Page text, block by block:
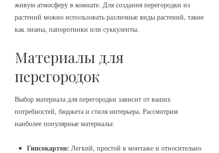
живую атмосферу в комнате. Для создания перегородки из
растений можно использовать различные виды растений, такие
как лианы, папоротники или суккуленты.
Материалы для
перегородок
Выбор материала для перегородки зависит от ваших
потребностей, бюджета и стиля интерьера. Рассмотрим
наиболее популярные материалы:
Гипсокартон: Легкий, простой в монтаже и относительно